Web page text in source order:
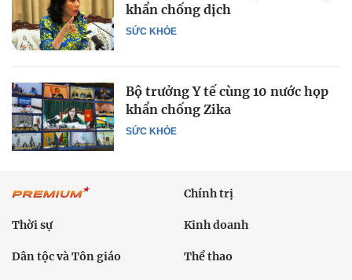
SỨC KHỎE
khẩn chống dịch
SỨC KHỎE
Bộ trưởng Y tế cùng 10 nước họp
khẩn chống Zika
Chính trị
Thời sự Kinh doanh
Dân tộc và Tôn giáo Thể thao